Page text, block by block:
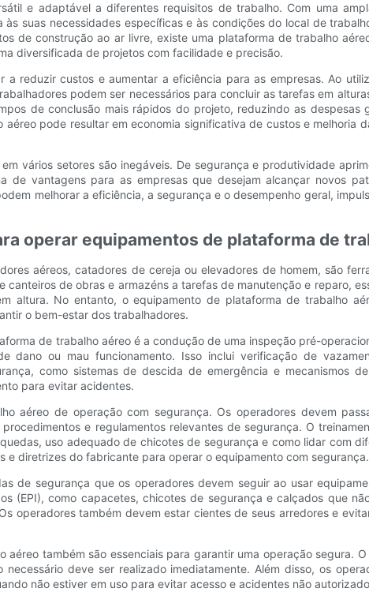
e adaptável a diferentes requisitos de trabalho. Com uma
suas necessidades específicas e às condições do local de
de construção ao ar livre, existe uma plataforma de trabalho
diversificada de projetos com facilidade e precisão.
reduzir custos e aumentar a eficiência para as empresas. Ao
podem ser necessários para concluir as tarefas em
de conclusão mais rápidos do projeto, reduzindo as despesas
pode resultar em economia significativa de custos e melhoria
vários setores são inegáveis. De segurança e produtividade
vantagens para as empresas que desejam alcançar novos
melhorar a eficiência, a segurança e o desempenho geral,
operar equipamentos de plataforma de
aéreos, catadores de cereja ou elevadores de homem, são
de obras e armazéns a tarefas de manutenção e reparo,
altura. No entanto, o equipamento de plataforma de trabalho
o bem-estar dos trabalhadores.
de trabalho aéreo é a condução de uma inspeção pré-
ou mau funcionamento. Isso inclui verificação de
como sistemas de descida de emergência e mecanismos
para evitar acidentes.
aéreo de operação com segurança. Os operadores devem
e regulamentos relevantes de segurança. O
uso adequado de chicotes de segurança e como lidar com
e diretrizes do fabricante para operar o equipamento com segurança.
de segurança que os operadores devem seguir ao usar
(EPI), como capacetes, chicotes de segurança e calçados que
operadores também devem estar cientes de seus arredores e
também são essenciais para garantir uma operação segura.
deve ser realizado imediatamente. Além disso, os
não estiver em uso para evitar acesso e acidentes não